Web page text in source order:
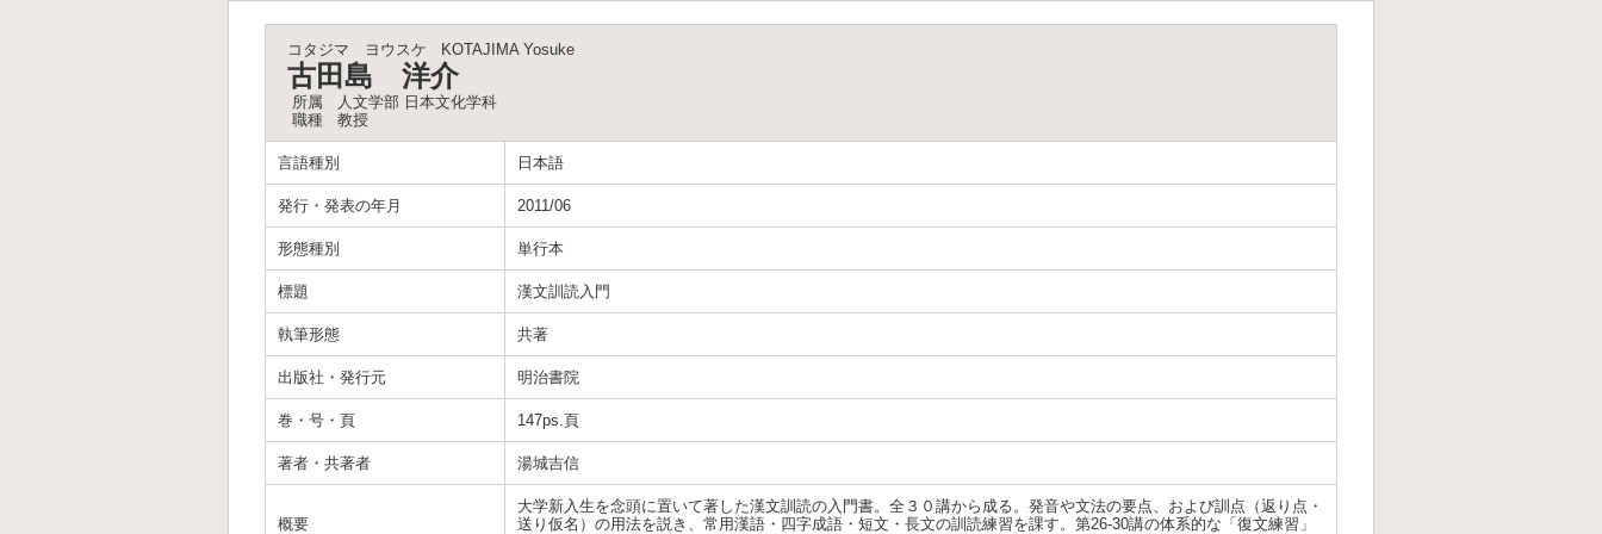
コタジマ ヨウスケ KOTAJIMA Yosuke
古田島 洋介
所属
人文学部 日本文化学科
職種
教授
言語種別 日本語
発行・発表の年月 2011/06
形態種別 単行本
標題 漢文訓読入門
執筆形態 共著
出版社・発行元 明治書院
巻・号・頁 147ps.頁
著者・共著者 湯城吉信
概要
大学新入生を念頭に置いて著した漢文訓読の入門書。全３０講から成る。発音や文法の要点、および訓点（返り点・
送り仮名）の用法を説き、常用漢語・四字成語・短文・長文の訓読練習を課す。第26-30講の体系的な「復文練習」